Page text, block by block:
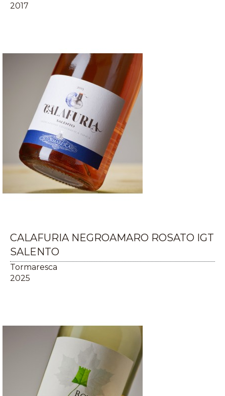
2017
CALAFURIA NEGROAMARO ROSATO IGT
SALENTO
Tormaresca
2025